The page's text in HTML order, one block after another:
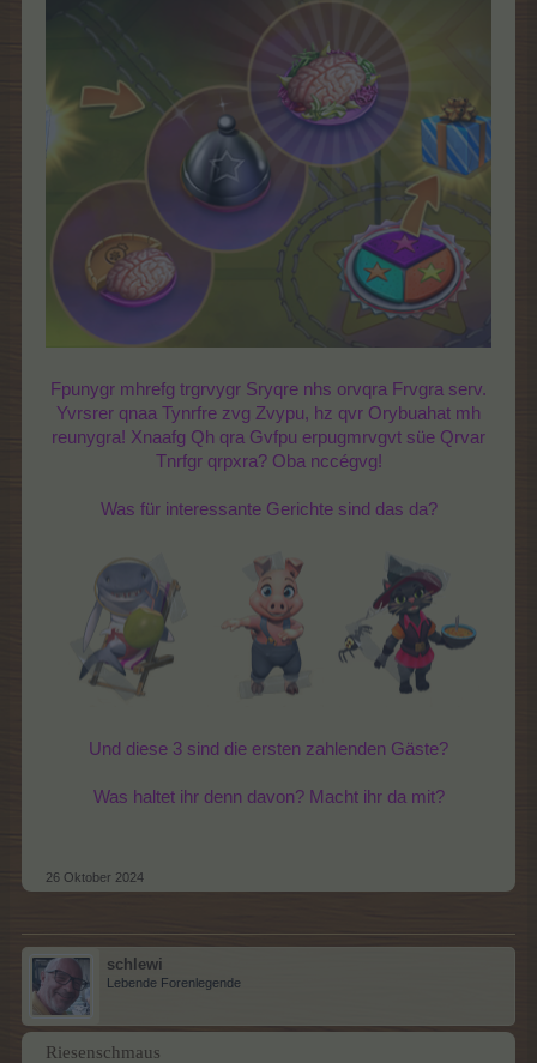
Fpunygr mhrefg trgrvygr Sryqre nhs orvqra Frvgra serv.
Yvrsrer qnaa Tynrfre zvg Zvypu, hz qvr Orybuahat mh
reunygra! Xnaafg Qh qra Gvfpu erpugmrvgvt süe Qrvar
Tnrfgr qrpxra? Oba nccégvg!
Was für interessante Gerichte sind das da?
Und diese 3 sind die ersten zahlenden Gäste?
Was haltet ihr denn davon? Macht ihr da mit?
26 Oktober 2024
schlewi
Lebende Forenlegende
Riesenschmaus